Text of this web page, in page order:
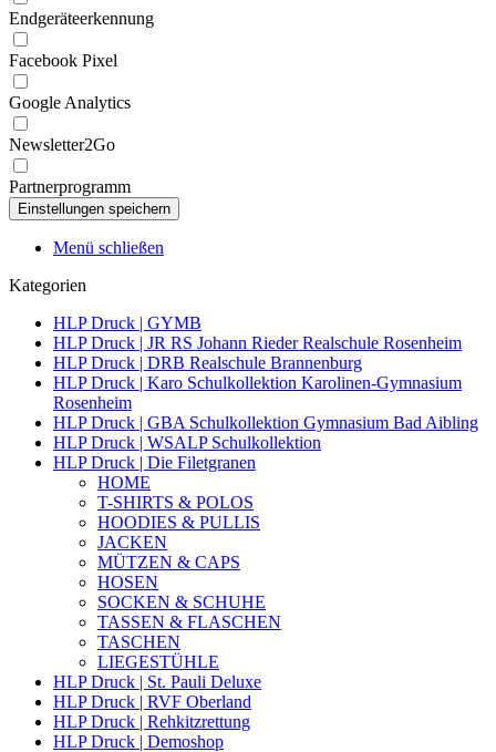
Endgeräteerkennung
Facebook Pixel
Google Analytics
Newsletter2Go
Partnerprogramm
Menü schließen
Kategorien
HLP Druck | GYMB
HLP Druck | JR RS Johann Rieder Realschule Rosenheim
HLP Druck | DRB Realschule Brannenburg
HLP Druck | Karo Schulkollektion Karolinen-Gymnasium
Rosenheim
HLP Druck | GBA Schulkollektion Gymnasium Bad Aibling
HLP Druck | WSALP Schulkollektion
HLP Druck | Die Filetgranen
HOME
T-SHIRTS & POLOS
HOODIES & PULLIS
JACKEN
MÜTZEN & CAPS
HOSEN
SOCKEN & SCHUHE
TASSEN & FLASCHEN
TASCHEN
LIEGESTÜHLE
HLP Druck | St. Pauli Deluxe
HLP Druck | RVF Oberland
HLP Druck | Rehkitzrettung
HLP Druck | Demoshop